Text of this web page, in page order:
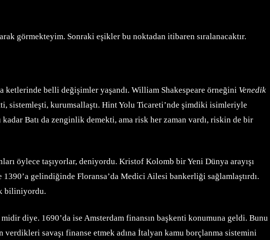
görmekteyim. Sonraki eşikler bu noktadan itibaren sıralanacaktır.
ketlerinde belli değişimler yaşandı. William Shakespeare örneğini Venedik
sistemleşti, kurumsallaştı. Hint Yolu Ticareti’nde şimdiki isimleriyle
Batı da zenginlik demekti, ama risk her zaman vardı, riskin de bir
öylece taşıyorlar, deniyordu. Kristof Kolomb bir Yeni Dünya arayışı
gelindiğinde Floransa’da Medici Ailesi bankerliği sağlamlaştırdı.
biliniyordu.
diye. 1690’da ise Amsterdam finansın başkenti konumuna geldi. Bunu
verdikleri savaşı finanse etmek adına İtalyan kamu borçlanma sistemini